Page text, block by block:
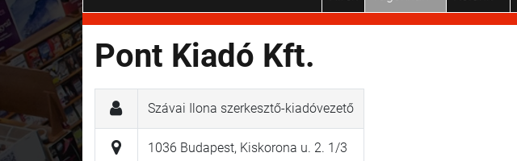
Pont Kiadó Kft.
Szávai Ilona szerkesztő-kiadóvezető
1036 Budapest, Kiskorona u. 2. 1/3